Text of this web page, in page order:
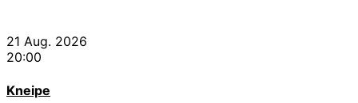
21 Aug. 2026
20:00
Kneipe